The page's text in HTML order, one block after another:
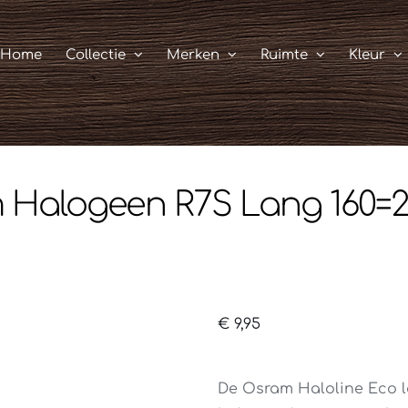
Home Collectie Merken Ruimte Kleur
R7S Lang
€ 9,95
De Osram Haloline Eco